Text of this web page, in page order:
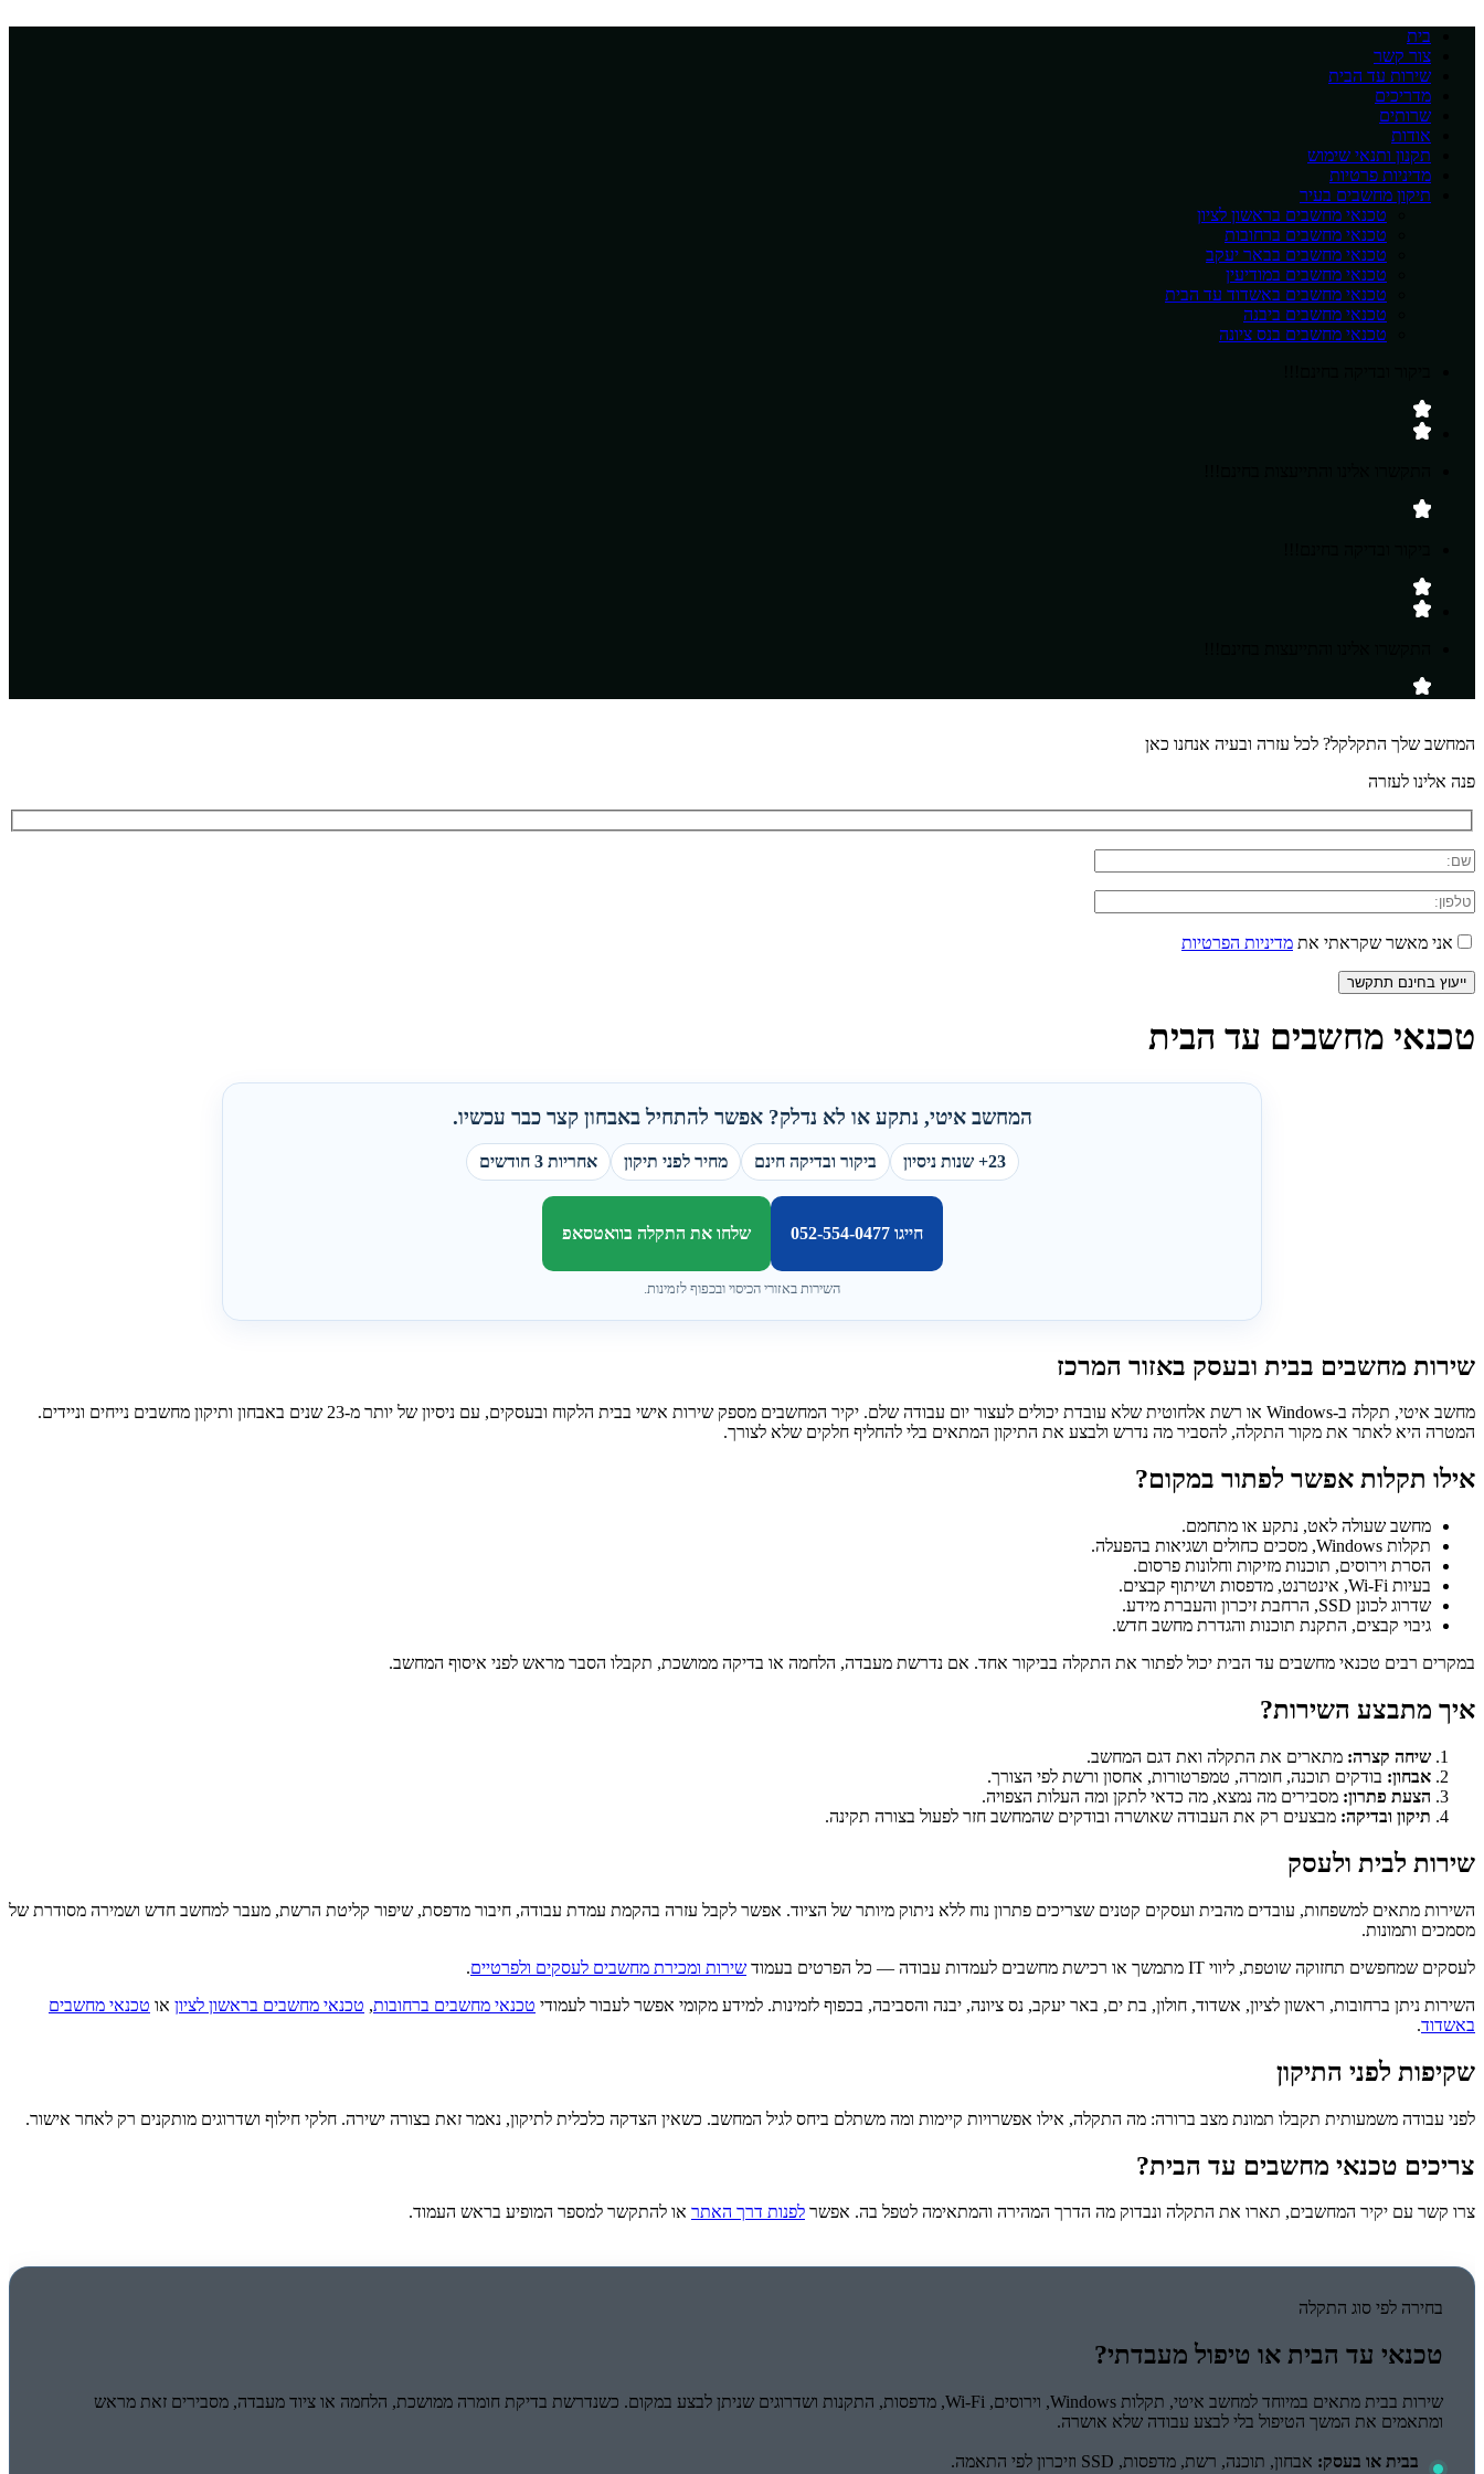
בית
צור קשר
שירות עד הבית
מדריכים
שרותים
אודות
תקנון ותנאי שימוש
מדיניות פרטיות
תיקון מחשבים בעיר
טכנאי מחשבים בראשון לציון
טכנאי מחשבים ברחובות
טכנאי מחשבים בבאר יעקב
טכנאי מחשבים במודיעין
טכנאי מחשבים באשדוד עד הבית
טכנאי מחשבים ביבנה
טכנאי מחשבים בנס ציונה
המחשב שלך התקלקל? לכל עזרה ובעיה אנחנו כאן
פנה אלינו לעזרה
אני מאשר שקראתי את מדיניות הפרטיות
טכנאי מחשבים עד הבית
המחשב איטי, נתקע או לא נדלק? אפשר להתחיל באבחון קצר כבר עכשיו.
23+ שנות ניסיון ביקור ובדיקה חינם מחיר לפני תיקון אחריות 3 חודשים
חייגו 052-554-0477 שלחו את התקלה בוואטסאפ
השירות באזורי הכיסוי ובכפוף לזמינות.
שירות מחשבים בבית ובעסק באזור המרכז
מחשב איטי, תקלה ב-Windows או רשת אלחוטית שלא עובדת יכולים לעצור יום עבודה שלם. יקיר המחשבים מספק שירות אישי בבית הלקוח ובעסקים, עם ניסיון של יותר מ-23 שנים באבחון ותיקון מחשבים נייחים וניידים.
המטרה היא לאתר את מקור התקלה, להסביר מה נדרש ולבצע את התיקון המתאים בלי להחליף חלקים שלא לצורך.
אילו תקלות אפשר לפתור במקום?
מחשב שעולה לאט, נתקע או מתחמם.
תקלות Windows, מסכים כחולים ושגיאות בהפעלה.
הסרת וירוסים, תוכנות מזיקות וחלונות פרסום.
בעיות Wi-Fi, אינטרנט, מדפסות ושיתוף קבצים.
שדרוג לכונן SSD, הרחבת זיכרון והעברת מידע.
גיבוי קבצים, התקנת תוכנות והגדרת מחשב חדש.
במקרים רבים טכנאי מחשבים עד הבית יכול לפתור את התקלה בביקור אחד. אם נדרשת מעבדה, הלחמה או בדיקה ממושכת, תקבלו הסבר מראש לפני איסוף המחשב.
איך מתבצע השירות?
שיחה קצרה: מתארים את התקלה ואת דגם המחשב.
אבחון: בודקים תוכנה, חומרה, טמפרטורות, אחסון ורשת לפי הצורך.
הצעת פתרון: מסבירים מה נמצא, מה כדאי לתקן ומה העלות הצפויה.
תיקון ובדיקה: מבצעים רק את העבודה שאושרה ובודקים שהמחשב חזר לפעול בצורה תקינה.
שירות לבית ולעסק
השירות מתאים למשפחות, עובדים מהבית ועסקים קטנים שצריכים פתרון נוח ללא ניתוק מיותר של הציוד. אפשר לקבל עזרה בהקמת עמדת עבודה, חיבור מדפסת, שיפור קליטת הרשת, מעבר למחשב חדש ושמירה מסודרת של
מסמכים ותמונות.
לעסקים שמחפשים תחזוקה שוטפת, ליווי IT מתמשך או רכישת מחשבים לעמדות עבודה — כל הפרטים בעמוד
שירות ומכירת מחשבים לעסקים ולפרטיים.
השירות ניתן ברחובות, ראשון לציון, אשדוד, חולון, בת ים, באר יעקב, נס ציונה, יבנה והסביבה, בכפוף לזמינות. למידע מקומי אפשר לעבור לעמודי טכנאי מחשבים ברחובות, טכנאי מחשבים בראשון לציון או טכנאי מחשבים
באשדוד.
שקיפות לפני התיקון
לפני עבודה משמעותית תקבלו תמונת מצב ברורה: מה התקלה, אילו אפשרויות קיימות ומה משתלם ביחס לגיל המחשב. כשאין הצדקה כלכלית לתיקון, נאמר זאת בצורה ישירה. חלקי חילוף ושדרוגים מותקנים רק לאחר אישור.
צריכים טכנאי מחשבים עד הבית?
צרו קשר עם יקיר המחשבים, תארו את התקלה ונבדוק מה הדרך המהירה והמתאימה לטפל בה. אפשר לפנות דרך האתר או להתקשר למספר המופיע בראש העמוד.
בחירה לפי סוג התקלה
טכנאי עד הבית או טיפול מעבדתי?
שירות בבית מתאים במיוחד למחשב איטי, תקלות Windows, וירוסים, Wi-Fi, מדפסות, התקנות ושדרוגים שניתן לבצע במקום. כשנדרשת בדיקת חומרה ממושכת, הלחמה או ציוד מעבדה, מסבירים זאת מראש
ומתאמים את המשך הטיפול בלי לבצע עבודה שלא אושרה.
בבית או בעסק: אבחון, תוכנה, רשת, מדפסות, SSD וזיכרון לפי התאמה.